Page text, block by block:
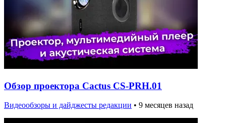
Обзор проектора Cactus CS-PRH.01
Видеообзоры и дайджесты редакции • 9 месяцев назад